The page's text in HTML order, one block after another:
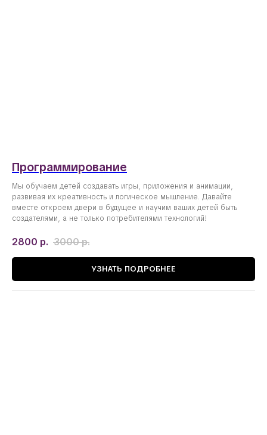
Программирование
Мы обучаем детей создавать игры, приложения и анимации,
развивая их креативность и логическое мышление. Давайте
вместе откроем двери в будущее и научим ваших детей быть
создателями, а не только потребителями технологий!
2800 р. 3000р.
УЗНАТЬ ПОДРОБНЕЕ